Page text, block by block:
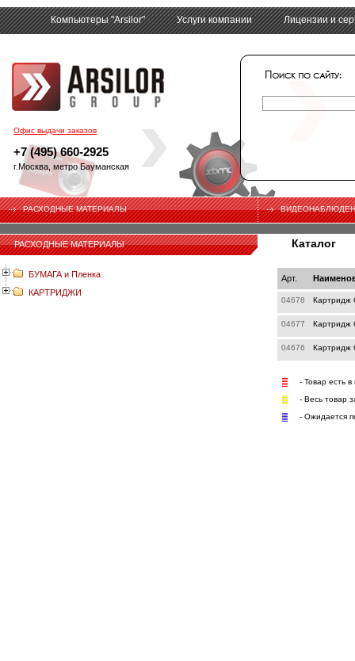
Офис выдачи заказов
+7 (495) 660-2925
г.Москва, метро Бауманская
Компьютеры "Arsilor" Услуги компании Лицензии и
РАСХОДНЫЕ МАТЕРИАЛЫ
РАСХОДНЫЕ МАТЕРИАЛЫ
БУМАГА и Пленка
КАРТРИДЖИ
Каталог
Арт.
04678 Картридж
04677 Картридж
04676 Картридж
- Товар есть
- Весь товар
- Ожидается